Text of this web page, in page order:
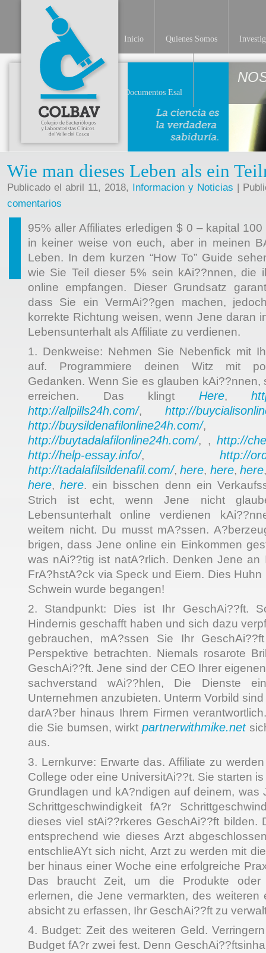
Inicio Quienes Somos
Documentos Esal
Wie man dieses Leben als ein
Publicado el abril 11, 2018, Informacion y Noticias |
comentarios
95% aller Affiliates erledigen $ 0 – kapital
in keiner weise von euch, aber in meinen
Leben. In dem kurzen “How To” Guide
wie Sie Teil dieser 5% sein kAi??nnen, die
online empfangen. Dieser Grundsatz
dass Sie ein VermAi??gen machen,
korrekte Richtung weisen, wenn Jene daran
Lebensunterhalt als Affiliate zu verdienen.
1. Denkweise: Nehmen Sie Nebenfick mit
auf. Programmiere deinen Witz mit
Gedanken. Wenn Sie es glauben kAi??nnen,
erreichen. Das klingt Here,
http://allpills24h.com/, http://
http://buysildenafilonline24h.com/,
http://buytadalafilonline24h.com/, , http://
http://help-essay.info/, http://
http://tadalafilsildenafil.com/,here, here,here
here,here. ein bisschen denn ein
Strich ist echt, wenn Jene nicht
Lebensunterhalt online verdienen
weitem nicht. Du musst mA?ssen.
brigen, dass Jene online ein Einkommen
was nAi??tig ist natA?rlich. Denken Jene an
FrA?hstA?ck via Speck und Eiern. Dies
Schwein wurde begangen!
2. Standpunkt: Dies ist Ihr GeschAi??ft.
Hindernis geschafft haben und sich dazu
gebrauchen, mA?ssen Sie Ihr
Perspektive betrachten. Niemals rosarote
GeschAi??ft. Jene sind der CEO Ihrer
sachverstand wAi??hlen, Die Dienste
Unternehmen anzubieten. Unterm Vorbild
darA?ber hinaus Ihrem Firmen
die Sie bumsen, wirkt partnerwithmike.net
aus.
3. Lernkurve: Erwarte das. Affiliate zu
College oder eine UniversitAi??t. Sie starten
Grundlagen und kA?ndigen auf deinem, was
Schrittgeschwindigkeit fA?r
dieses viel stAi??rkeres GeschAi??ft bilden.
entsprechend wie dieses Arzt
entschlieAYt sich nicht, Arzt zu werden mit
ber hinaus einer Woche eine erfolgreiche
Das braucht Zeit, um die Produkte oder
erlernen, die Jene vermarkten, des weiteren
absicht zu erfassen, Ihr GeschAi??ft zu
4. Budget: Zeit des weiteren Geld.
Budget fA?r zwei fest. Denn